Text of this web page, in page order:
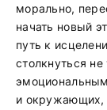
морально,
начать новый
путь к
столкнуться
и окружающих,